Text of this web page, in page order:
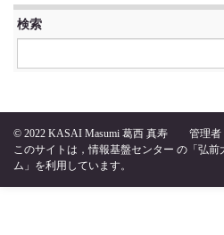
検索
© 2022 KASAI Masumi 葛西 真寿 管理者
このサイトは，情報基盤センター の 「弘
ム」 を利用しています。